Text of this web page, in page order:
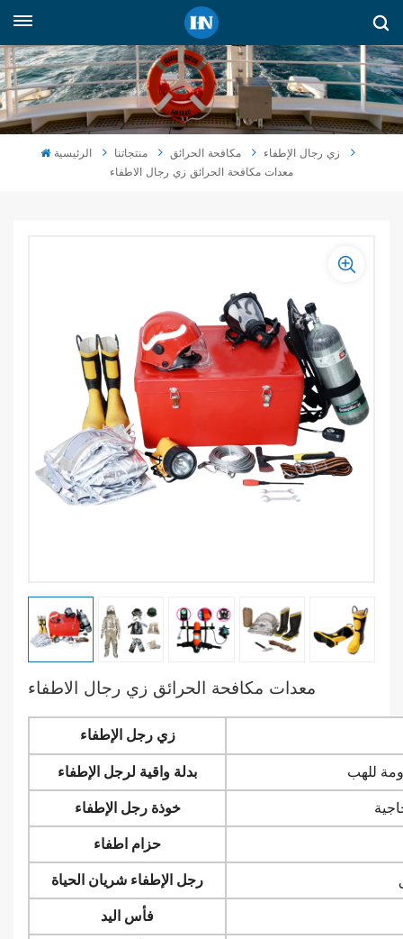
العربية
English
русский
español
الرئيسية منتجاتنا مكافحة الحرائق
زي رجال الإطفاء
معدات مكافحة الحرائق زي رجال الاطفاء
معدات مكافحة الحرائق زي رجال الاطفاء
زي رجل الإطفاء
بدلة واقية لرجل الإطفاء للهب
خوذة رجل الإطفاء
حزام اطفاء
رجل الإطفاء شريان الحياة
فأس اليد